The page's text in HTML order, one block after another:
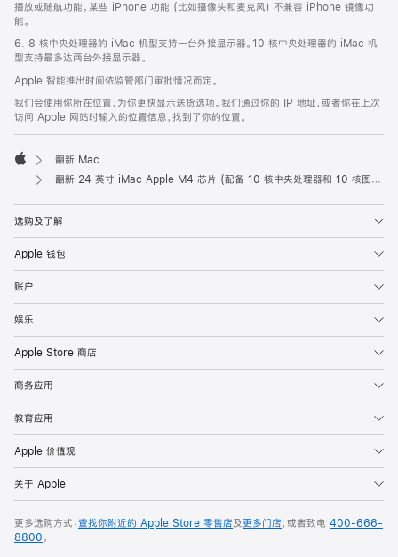
播放或随航功能。某些 iPhone 功能 (比如摄像头和麦克风) 不兼容 iPhone 镜像功
能。
6. 8 核中央处理器的 iMac 机型支持一台外接显示器。10 核中央处理器的 iMac 机
型支持最多达两台外接显示器。
Apple 智能推出时间依监管部门审批情况而定。
我们会使用你所在位置，为你更快显示送货选项。我们通过你的 IP 地址，或者你在上次
访问 Apple 网站时输入的位置信息，找到了你的位置。
Apple
翻新 Mac
翻新 24 英寸 iMac Apple M4 芯片 (配备 10 核中央处理器和 10 核图形处理器) 和千兆以太网端口 - 橙色
选购及了解
Apple 钱包
账户
娱乐
Apple Store 商店
商务应用
教育应用
Apple 价值观
关于 Apple
更多选购方式：查找你附近的 Apple Store 零售店及更多门店，或者致电 400-666-
8800。